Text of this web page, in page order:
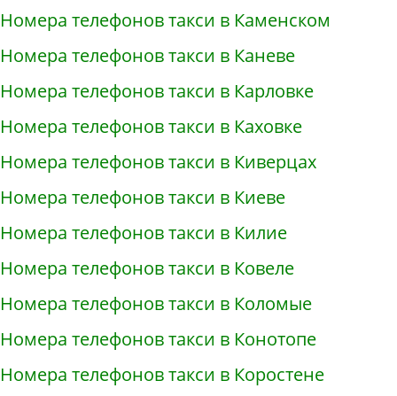
Номера телефонов такси в Каменском
Номера телефонов такси в Каневе
Номера телефонов такси в Карловке
Номера телефонов такси в Каховке
Номера телефонов такси в Киверцах
Номера телефонов такси в Киеве
Номера телефонов такси в Килие
Номера телефонов такси в Ковеле
Номера телефонов такси в Коломые
Номера телефонов такси в Конотопе
Номера телефонов такси в Коростене